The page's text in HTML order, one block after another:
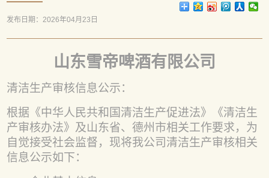
发布日期：2026年04月23日
山东雪帝啤酒有限公司
清洁生产审核信息公示：
根据《中华人民共和国清洁生产促进法》《清洁生
产审核办法》及山东省、德州市相关工作要求，为
自觉接受社会监督，现将我公司清洁生产审核相关
信息公示如下：